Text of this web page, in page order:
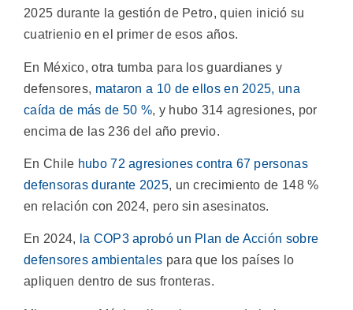
2025 durante la gestión de Petro, quien inició su
cuatrienio en el primer de esos años.
En México, otra tumba para los guardianes y
defensores, mataron a 10 de ellos en 2025, una
caída de más de 50 %, y hubo 314 agresiones, por
encima de las 236 del año previo.
En Chile hubo 72 agresiones contra 67 personas
defensoras durante 2025, un crecimiento de 148 %
en relación con 2024, pero sin asesinatos.
En 2024, la COP3 aprobó un Plan de Acción sobre
defensores ambientales para que los países lo
apliquen dentro de sus fronteras.